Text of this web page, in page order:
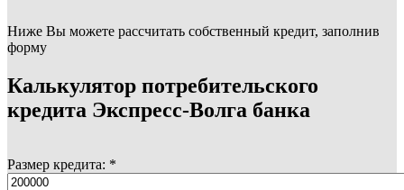
Ниже Вы можете рассчитать собственный кредит, заполнив
форму
Калькулятор потребительского
кредита Экспресс-Волга банка
Размер кредита: *